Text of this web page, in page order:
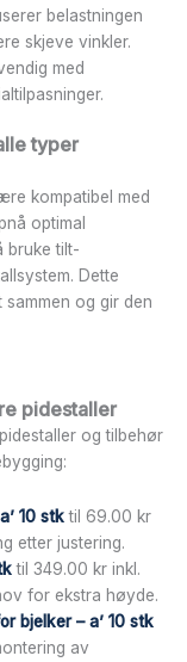
belastningen
skjeve vinkler.
med
typer
kompatibel med
optimal
bruke tilt-
Dette
og gir den
pidestaller
og tilbehør
10 stktil 69.00 kr
etter justering.
til 349.00 kr inkl.
for ekstra høyde.
bjelker – a’ 10 stk
av